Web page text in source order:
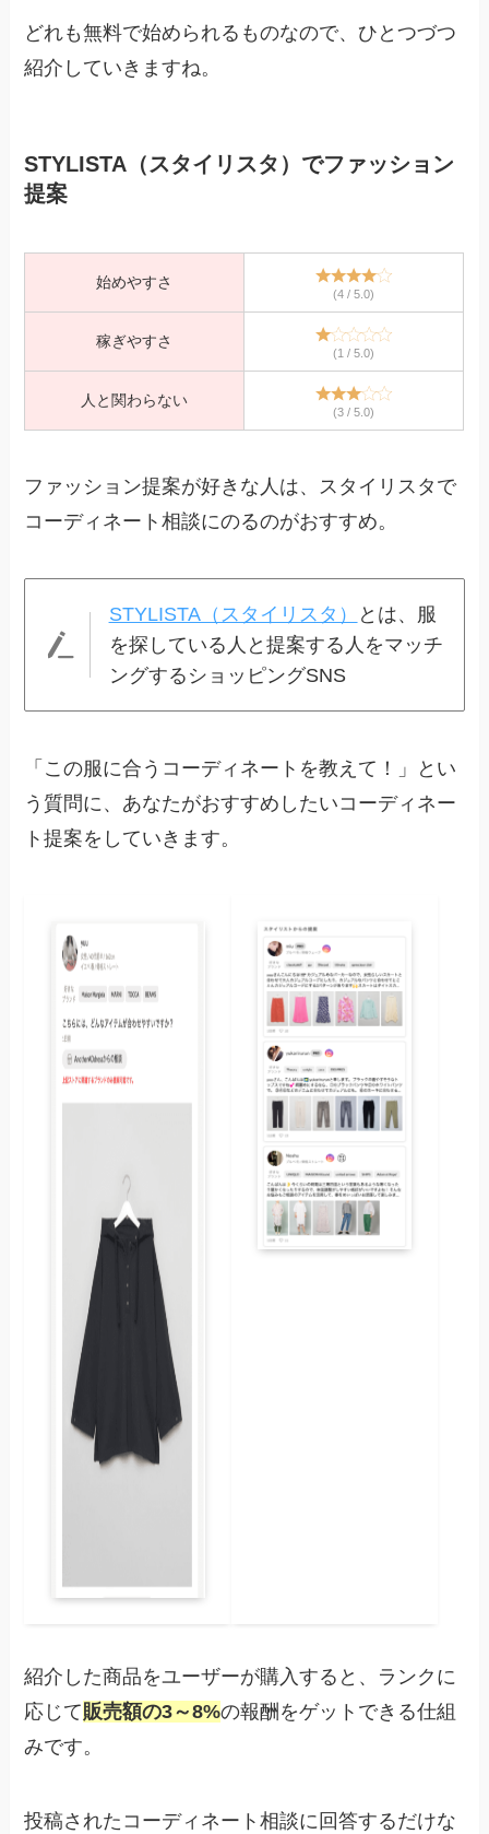
どれも無料で始められるものなので、ひとつづつ
紹介していきますね。
STYLISTA（スタイリスタ）でファッション
提案
始めやすさ
(4 / 5.0)
稼ぎやすさ
(1 / 5.0)
人と関わらない
(3 / 5.0)
ファッション提案が好きな人は、スタイリスタで
コーディネート相談にのるのがおすすめ。
STYLISTA（スタイリスタ）
とは、服
を探している人と提案する人をマッチ
ングするショッピングSNS
「この服に合うコーディネートを教えて！」とい
う質問に、あなたがおすすめしたいコーディネー
ト提案をしていきます。
紹介した商品をユーザーが購入すると、ランクに
応じて販売額の3～8%の報酬をゲットできる仕組
みです。
投稿されたコーディネート相談に回答するだけな